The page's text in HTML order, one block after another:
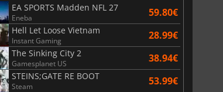
EA SPORTS Madden NFL 27
Eneba 59.80€
Hell Let Loose Vietnam
Instant Gaming 28.99€
The Sinking City 2
Gamesplanet US 38.94€
STEINS;GATE RE BOOT
Steam 53.99€